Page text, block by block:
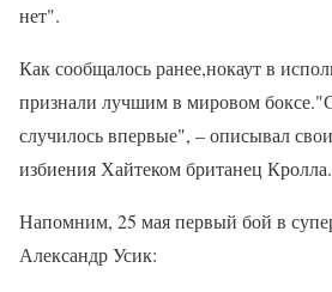
нет".
Как сообщалось ранее,нокаут в
признали лучшим в мировом
случилось впервые", – описывал
избиения Хайтеком британец Кролла.
Напомним, 25 мая первый бой в
Александр Усик: